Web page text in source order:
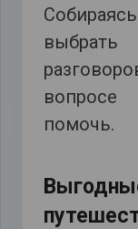
помочь.